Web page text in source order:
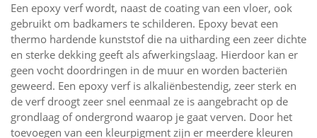
Een epoxy verf wordt, naast de coating van een vloer, ook
gebruikt om badkamers te schilderen. Epoxy bevat een
thermo hardende kunststof die na uitharding een zeer dichte
en sterke dekking geeft als afwerkingslaag. Hierdoor kan er
geen vocht doordringen in de muur en worden bacteriën
geweerd. Een epoxy verf is alkaliënbestendig, zeer sterk en
de verf droogt zeer snel eenmaal ze is aangebracht op de
grondlaag of ondergrond waarop je gaat verven. Door het
toevoegen van een kleurpigment zijn er meerdere kleuren